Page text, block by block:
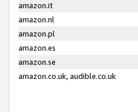
amazon.it
amazon.nl
amazon.pl
amazon.es
amazon.se
amazon.co.uk, audible.co.uk